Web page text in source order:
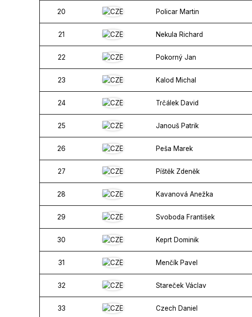
20 Policar Martin
21 Nekula Richard
22 Pokorný Jan
23 Kalod Michal
24 Trčálek David
25 Janouš Patrik
26 Peša Marek
27 Píštěk Zdeněk
28 Kavanová Anežka
29 Svoboda František
30 Keprt Dominik
31 Menčík Pavel
32 Stareček Václav
33 Czech Daniel